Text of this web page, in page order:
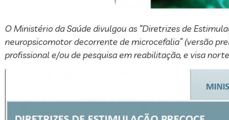
O Ministério da Saúde divulgou as “Diretrizes de
neuropsicomotor decorrente de microcefalia” (versão
profissional e/ou de pesquisa em reabilitação, e visa